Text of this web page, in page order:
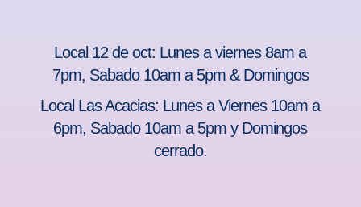
Local 12 de oct: Lunes a viernes 8am a
7pm, Sabado 10am a 5pm & Domingos
Local Las Acacias: Lunes a Viernes 10am a
6pm, Sabado 10am a 5pm y Domingos
cerrado.